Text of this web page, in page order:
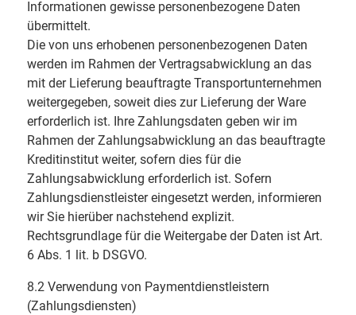
Informationen gewisse personenbezogene Daten
übermittelt.
Die von uns erhobenen personenbezogenen Daten
werden im Rahmen der Vertragsabwicklung an das
mit der Lieferung beauftragte Transportunternehmen
weitergegeben, soweit dies zur Lieferung der Ware
erforderlich ist. Ihre Zahlungsdaten geben wir im
Rahmen der Zahlungsabwicklung an das beauftragte
Kreditinstitut weiter, sofern dies für die
Zahlungsabwicklung erforderlich ist. Sofern
Zahlungsdienstleister eingesetzt werden, informieren
wir Sie hierüber nachstehend explizit.
Rechtsgrundlage für die Weitergabe der Daten ist Art.
6 Abs. 1 lit. b DSGVO.
8.2 Verwendung von Paymentdienstleistern
(Zahlungsdiensten)